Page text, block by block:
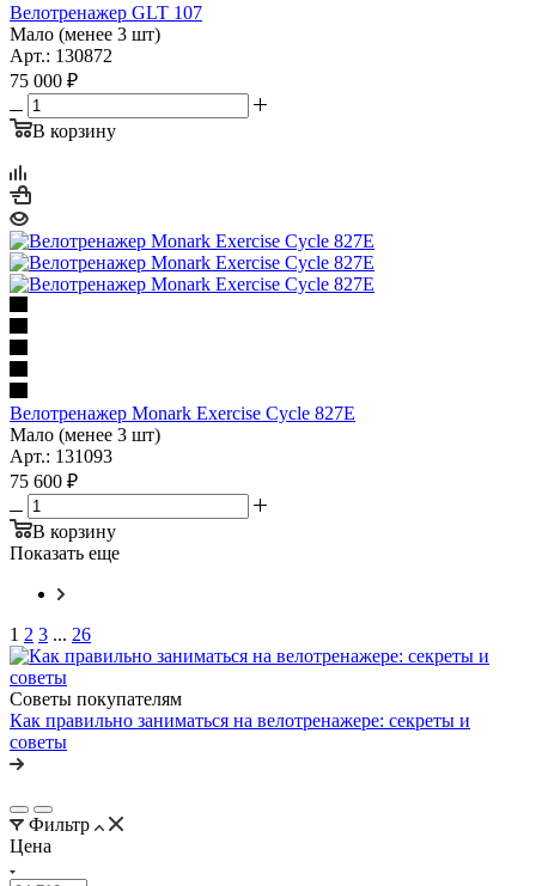
Велотренажер GLT 107
Мало (менее 3 шт)
Арт.: 130872
75 000 ₽
В корзину
Велотренажер Monark Exercise Cycle 827E
Мало (менее 3 шт)
Арт.: 131093
75 600 ₽
В корзину
Показать еще
1 2 3 ... 26
Советы покупателям
Как правильно заниматься на велотренажере: секреты и
советы
Фильтр
Цена